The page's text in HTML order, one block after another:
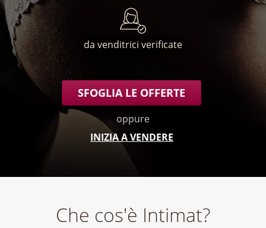
da venditrici verificate
SFOGLIA LE OFFERTE
oppure
INIZIA A VENDERE
Che cos'è Intimat?